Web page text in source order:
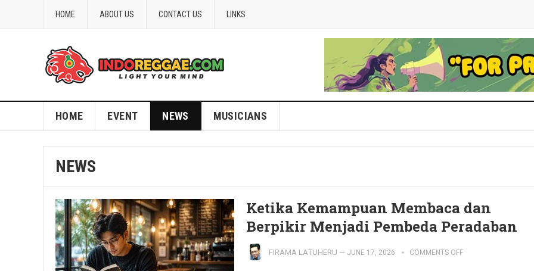
HOME ABOUT US CONTACT US LINKS
HOME EVENT NEWS MUSICIANS
NEWS
Ketika Kemampuan Membaca dan
Berpikir Menjadi Pembeda Peradaban
FIRAMA LATUHERU — JUNE 17, 2026 COMMENTS OFF